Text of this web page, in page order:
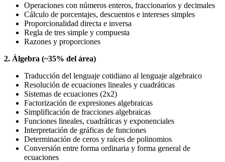
Operaciones con números enteros, fraccionarios y decimales
Cálculo de porcentajes, descuentos e intereses simples
Proporcionalidad directa e inversa
Regla de tres simple y compuesta
Razones y proporciones
2. Álgebra (~35% del área)
Traducción del lenguaje cotidiano al lenguaje algebraico
Resolución de ecuaciones lineales y cuadráticas
Sistemas de ecuaciones (2x2)
Factorización de expresiones algebraicas
Simplificación de fracciones algebraicas
Funciones lineales, cuadráticas y exponenciales
Interpretación de gráficas de funciones
Determinación de ceros y raíces de polinomios
Conversión entre forma ordinaria y forma general de
ecuaciones